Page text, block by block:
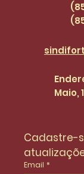
Maio,
Cadastre-
Email *